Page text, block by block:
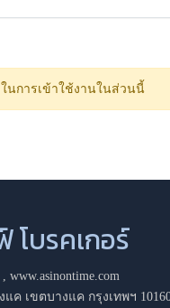
นการเข้าใช้งานในส่วนนี้
โบรคเกอร์
www.asinontime.com
ค เขตบางแค กรุงเทพฯ